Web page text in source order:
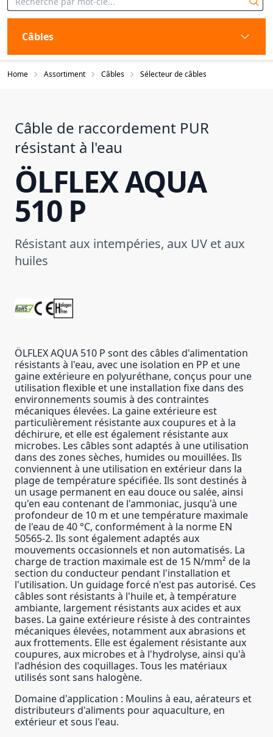
Câbles
Home Assortiment Câbles Sélecteur de câbles
Câble de raccordement PUR
résistant à l'eau
ÖLFLEX AQUA
510 P
Résistant aux intempéries, aux UV et aux
huiles
ÖLFLEX AQUA 510 P sont des câbles d'alimentation
résistants à l'eau, avec une isolation en PP et une
gaine extérieure en polyuréthane, conçus pour une
utilisation flexible et une installation fixe dans des
environnements soumis à des contraintes
mécaniques élevées. La gaine extérieure est
particulièrement résistante aux coupures et à la
déchirure, et elle est également résistante aux
microbes. Les câbles sont adaptés à une utilisation
dans des zones sèches, humides ou mouillées. Ils
conviennent à une utilisation en extérieur dans la
plage de température spécifiée. Ils sont destinés à
un usage permanent en eau douce ou salée, ainsi
qu'en eau contenant de l'ammoniac, jusqu'à une
profondeur de 10 m et une température maximale
de l'eau de 40 °C, conformément à la norme EN
50565-2. Ils sont également adaptés aux
mouvements occasionnels et non automatisés. La
charge de traction maximale est de 15 N/mm² de la
section du conducteur pendant l'installation et
l'utilisation. Un guidage forcé n'est pas autorisé. Ces
câbles sont résistants à l'huile et, à température
ambiante, largement résistants aux acides et aux
bases. La gaine extérieure résiste à des contraintes
mécaniques élevées, notamment aux abrasions et
aux frottements. Elle est également résistante aux
coupures, aux microbes et à l'hydrolyse, ainsi qu'à
l'adhésion des coquillages. Tous les matériaux
utilisés sont sans halogène.
Domaine d'application : Moulins à eau, aérateurs et
distributeurs d'aliments pour aquaculture, en
extérieur et sous l'eau.